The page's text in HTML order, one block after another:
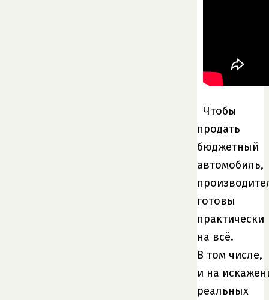
Чтобы
продать
бюджетный
автомобиль,
готовы
практически
на всё.
В том числе,
и на
реальных